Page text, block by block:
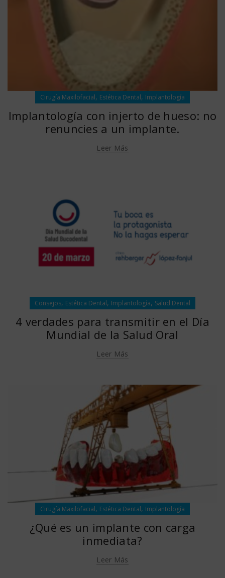
Cirugía Maxilofacial, Estética Dental, Implantología
Implantología con injerto de hueso: no
renuncies a un implante.
Leer Más
Consejos, Estética Dental, Implantología, Salud Dental
4 verdades para transmitir en el Día
Mundial de la Salud Oral
Leer Más
Cirugía Maxilofacial, Estética Dental, Implantología
¿Qué es un implante con carga
inmediata?
Leer Más